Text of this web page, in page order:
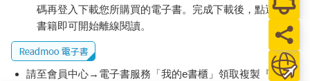
碼再登入下載您所購買的電子書。完成下載後，點選任一
書籍即可開始離線閱讀。
請至會員中心→電子書服務「我的e書櫃」領取複製『兌換